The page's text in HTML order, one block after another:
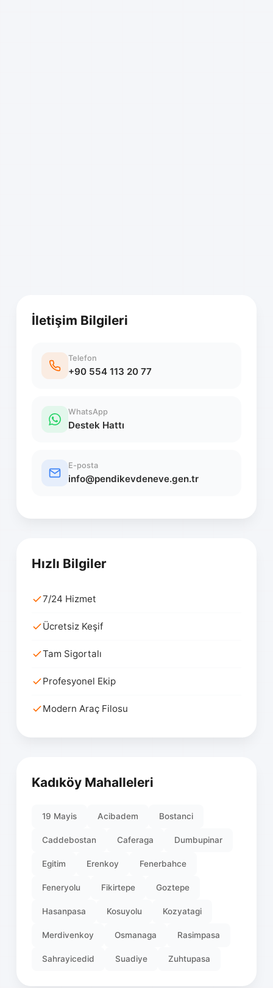
İletişim Bilgileri
Telefon
+90 554 113 20 77
WhatsApp
Destek Hattı
E-posta
info@pendikevdeneve.gen.tr
Hızlı Bilgiler
7/24 Hizmet
Ücretsiz Keşif
Tam Sigortalı
Profesyonel Ekip
Modern Araç Filosu
Kadıköy Mahalleleri
19 Mayis Acibadem Bostanci
Caddebostan Caferaga Dumbupinar
Egitim Erenkoy Fenerbahce
Feneryolu Fikirtepe Goztepe
Hasanpasa Kosuyolu Kozyatagi
Merdivenkoy Osmanaga Rasimpasa
Sahrayicedid Suadiye Zuhtupasa